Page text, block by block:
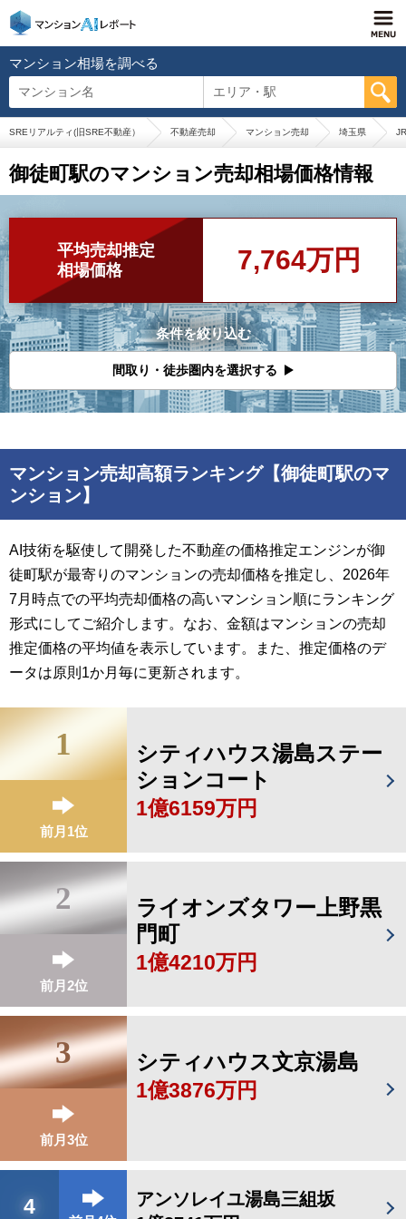
マンション相場を調べる
マンション名 エリア・駅
SREリアルティ(旧SRE不動産） 不動産売却 マンション売却 埼玉県
御徒町駅のマンション売却相場価格情報
平均売却推定
相場価格
7,764万円
条件を絞り込む
間取り・徒歩圏内を選択する
マンション売却高額ランキング【御徒町駅のマ
ンション】
AI技術を駆使して開発した不動産の価格推定エンジンが御
徒町駅が最寄りのマンションの売却価格を推定し、2026年
7月時点での平均売却価格の高いマンション順にランキング
形式にしてご紹介します。なお、金額はマンションの売却
推定価格の平均値を表示しています。また、推定価格のデ
ータは原則1か月毎に更新されます。
1
前月1位
シティハウス湯島ステー
ションコート
1億6159万円
2
前月2位
ライオンズタワー上野黒
門町
1億4210万円
3
前月3位
シティハウス文京湯島
1億3876万円
4
アンソレイユ湯島三組坂